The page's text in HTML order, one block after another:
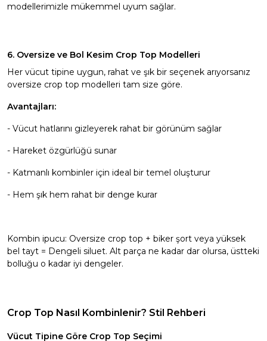
modellerimizle mükemmel uyum sağlar.
6. Oversize ve Bol Kesim Crop Top Modelleri
Her vücut tipine uygun, rahat ve şık bir seçenek arıyorsanız
oversize crop top modelleri tam size göre.
Avantajları:
- Vücut hatlarını gizleyerek rahat bir görünüm sağlar
- Hareket özgürlüğü sunar
- Katmanlı kombinler için ideal bir temel oluşturur
- Hem şık hem rahat bir denge kurar
Kombin ipucu: Oversize crop top + biker şort veya yüksek
bel tayt = Dengeli siluet. Alt parça ne kadar dar olursa, üstteki
bolluğu o kadar iyi dengeler.
Crop Top Nasıl Kombinlenir? Stil Rehberi
Vücut Tipine Göre Crop Top Seçimi